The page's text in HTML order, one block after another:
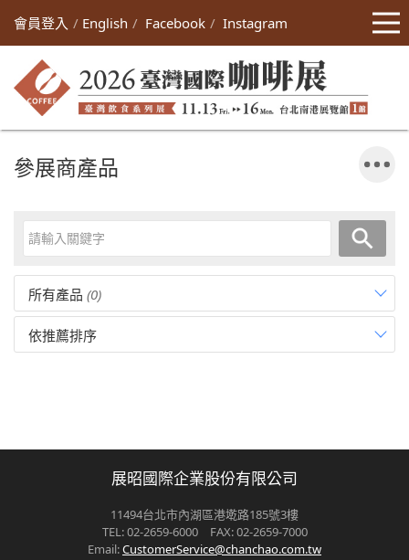
會員登入 English Facebook Instagram
參展商產品
所有產品 (0)
依推薦排序
展昭國際企業股份有限公司
11494台北市內湖區港墘路185號3樓
TEL: 02-2659-6000 FAX: 02-2659-7000
Email:CustomerService@chanchao.com.tw